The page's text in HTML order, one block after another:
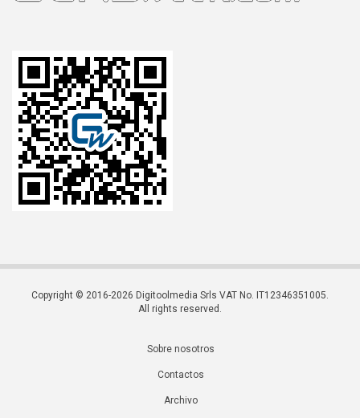
Copyright © 2016-2026 Digitoolmedia Srls VAT No. IT12346351005.
All rights reserved.
Sobre nosotros
Contactos
Archivo